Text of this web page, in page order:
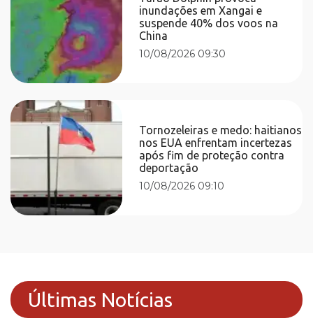
inundações em Xangai e
suspende 40% dos voos na
China
10/08/2026 09:30
Tornozeleiras e medo: haitianos
nos EUA enfrentam incertezas
após fim de proteção contra
deportação
10/08/2026 09:10
Últimas Notícias